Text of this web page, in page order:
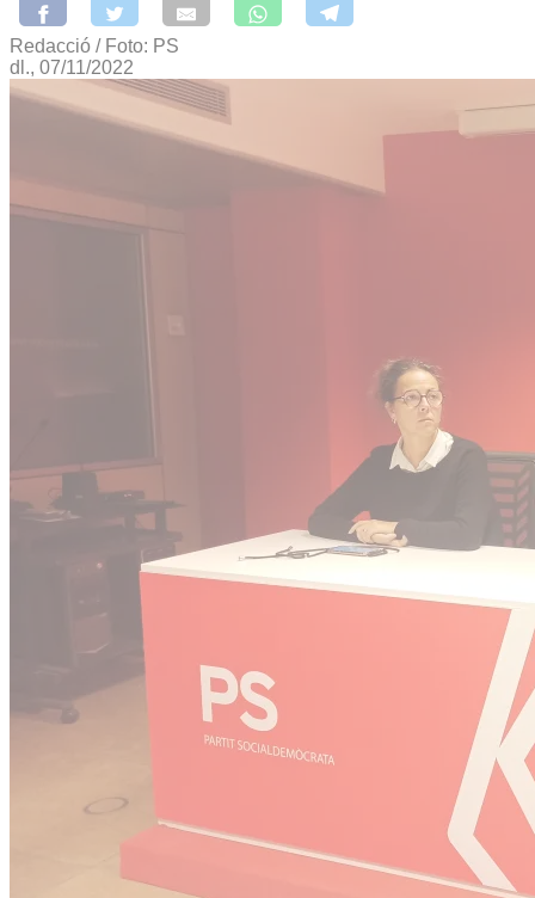
Redacció / Foto: PS
dl., 07/11/2022